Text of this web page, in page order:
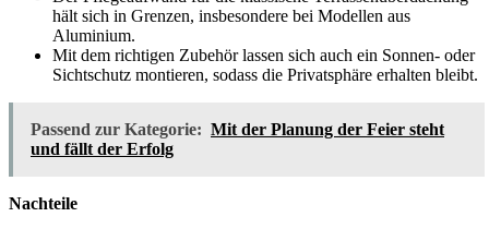
hält sich in Grenzen, insbesondere bei Modellen aus
Aluminium.
Mit dem richtigen Zubehör lassen sich auch ein Sonnen- oder
Sichtschutz montieren, sodass die Privatsphäre erhalten bleibt.
Passend zur Kategorie: Mit der Planung der Feier steht
und fällt der Erfolg
Nachteile